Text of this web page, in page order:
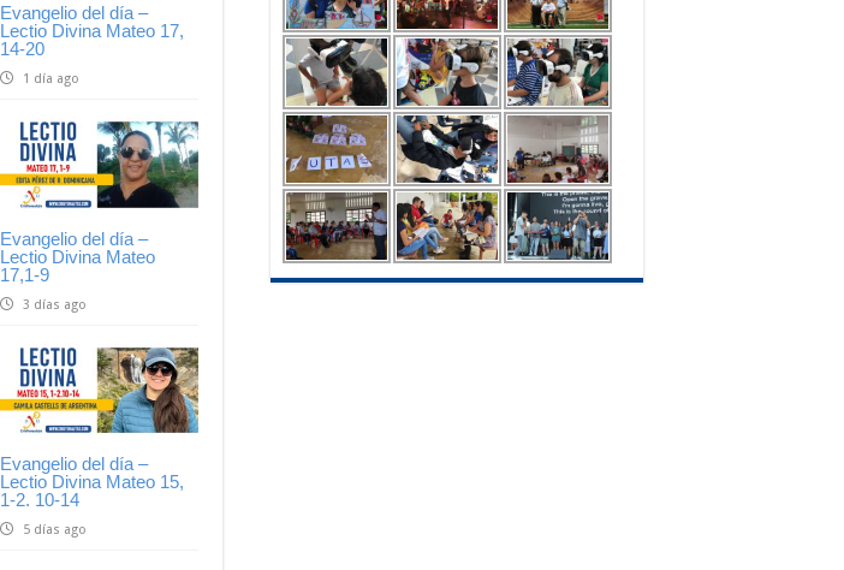
Evangelio del día –
Lectio Divina Mateo 17,
14-20
1 día ago
Evangelio del día –
Lectio Divina Mateo
17,1-9
3 días ago
Evangelio del día –
Lectio Divina Mateo 15,
1-2. 10-14
5 días ago